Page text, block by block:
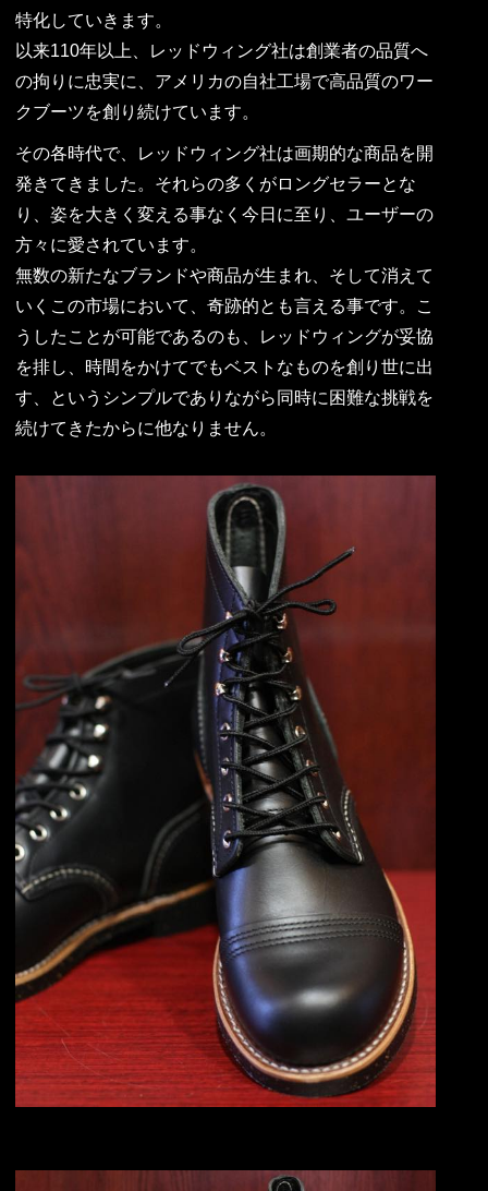
特化していきます。
以来110年以上、レッドウィング社は創業者の品質へ
の拘りに忠実に、アメリカの自社工場で高品質のワー
クブーツを創り続けています。
その各時代で、レッドウィング社は画期的な商品を開
発きてきました。それらの多くがロングセラーとな
り、姿を大きく変える事なく今日に至り、ユーザーの
方々に愛されています。
無数の新たなブランドや商品が生まれ、そして消えて
いくこの市場において、奇跡的とも言える事です。こ
うしたことが可能であるのも、レッドウィングが妥協
を排し、時間をかけてでもベストなものを創り世に出
す、というシンプルでありながら同時に困難な挑戦を
続けてきたからに他なりません。